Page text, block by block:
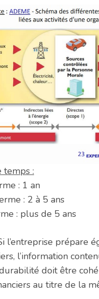
temps :
: 1 an
: 2 à 5 ans
: plus de 5 ans
l’entreprise prépare
l’information
doit être
au titre de la